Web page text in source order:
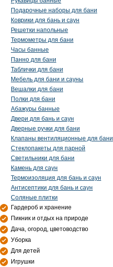
Подарочные наборы для бани
Коврики для бань и саун
Решетки напольные
Термометры для бани
Часы банные
Панно для бани
Таблички для бани
Мебель для бани и сауны
Вешалки для бани
Полки для бани
Абажуры банные
Двери для бань и саун
Дверные ручки для бани
Клапаны вентиляционные для бани
Стеклопакеты для парной
Светильники для бани
Камень для саун
Термоизоляция для бань и саун
Антисептики для бань и саун
Соляные плитки
Гардероб и хранение
Пикник и отдых на природе
Дача, огород, цветоводство
Уборка
Для детей
Игрушки